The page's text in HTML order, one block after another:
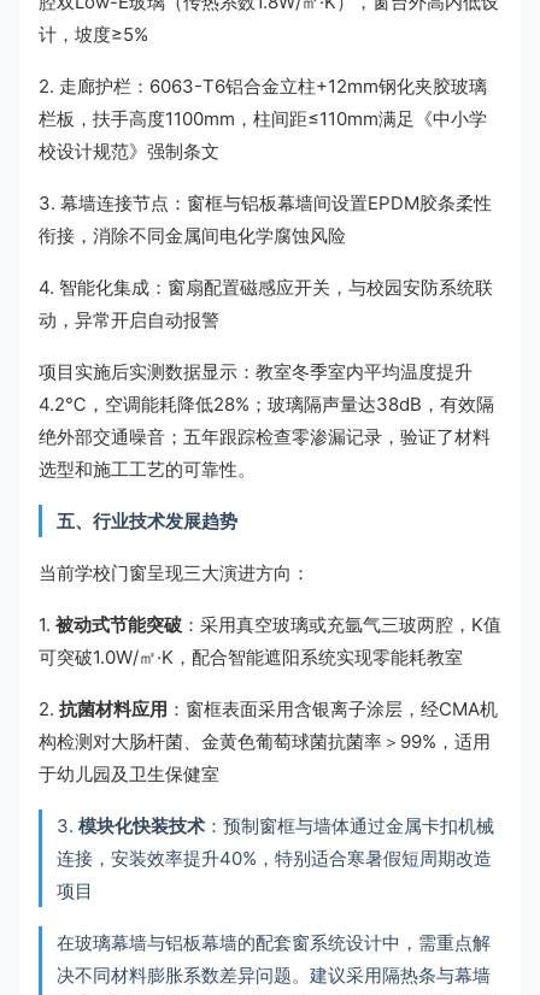
计，坡度≥5%
2. 走廊护栏：6063-T6铝合金立柱+12mm钢化夹胶玻璃
栏板，扶手高度1100mm，柱间距≤110mm满足《中小学
校设计规范》强制条文
3. 幕墙连接节点：窗框与铝板幕墙间设置EPDM胶条柔性
衔接，消除不同金属间电化学腐蚀风险
4. 智能化集成：窗扇配置磁感应开关，与校园安防系统联
动，异常开启自动报警
项目实施后实测数据显示：教室冬季室内平均温度提升
4.2℃，空调能耗降低28%；玻璃隔声量达38dB，有效隔
绝外部交通噪音；五年跟踪检查零渗漏记录，验证了材料
选型和施工工艺的可靠性。
五、行业技术发展趋势
当前学校门窗呈现三大演进方向：
1. 被动式节能突破 ：采用真空玻璃或充氩气三玻两腔，K值
可突破1.0W/㎡·K，配合智能遮阳系统实现零能耗教室
2. 抗菌材料应用 ：窗框表面采用含银离子涂层，经CMA机
构检测对大肠杆菌、金黄色葡萄球菌抗菌率＞99%，适用
于幼儿园及卫生保健室
3. 模块化快装技术 ：预制窗框与墙体通过金属卡扣机械
连接，安装效率提升40%，特别适合寒暑假短周期改造
项目
在玻璃幕墙与铝板幕墙的配套窗系统设计中，需重点解
决不同材料膨胀系数差异问题。建议采用隔热条与幕墙